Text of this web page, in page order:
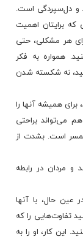
دل‌سپردگی است.
که برایتان اهمیت
هر مشکلی، حتی
همواره به فکر
نه شکسته شدن
برای همیشه آنها را
می‌تواند براحتی
است. بشدت از
و مردان در رابطه
عین حال، با آنها
تفاوت‌هایی را که
این کار، او را به